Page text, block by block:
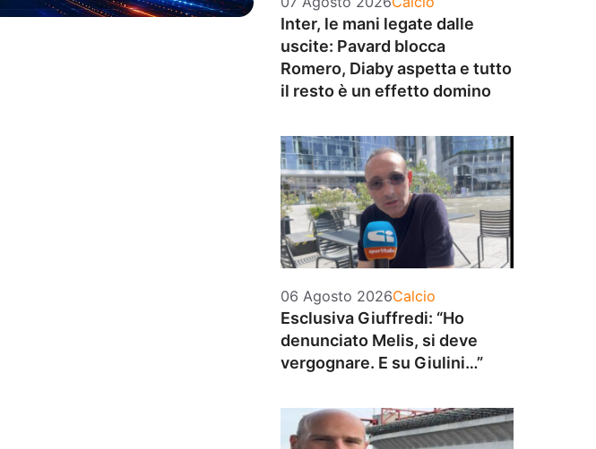
Inter, le mani legate dalle
uscite: Pavard blocca
Romero, Diaby aspetta e tutto
il resto è un effetto domino
06 Agosto 2026Categorie
Calcio
Esclusiva Giuffredi: “Ho
denunciato Melis, si deve
vergognare. E su Giulini…”